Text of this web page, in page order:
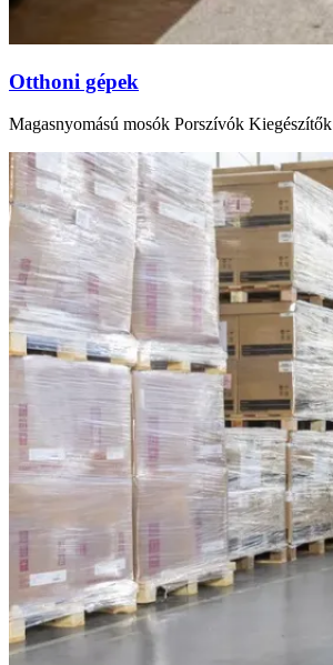
Otthoni gépek
Magasnyomású mosók Porszívók Kiegészítők